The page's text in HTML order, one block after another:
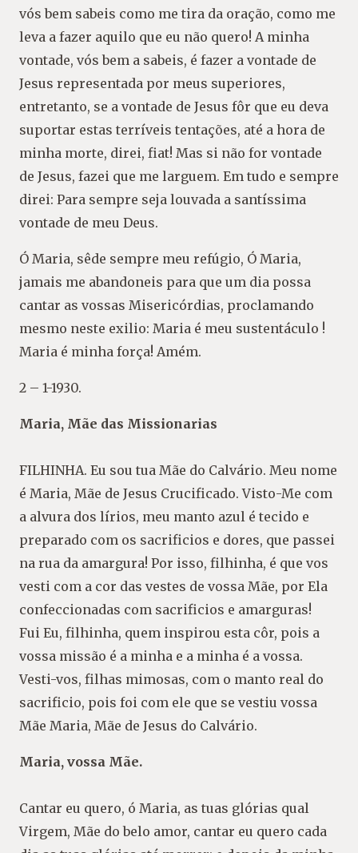
vós bem sabeis como me tira da oração, como me
leva a fazer aquilo que eu não quero! A minha
vontade, vós bem a sabeis, é fazer a vontade de
Jesus representada por meus superiores,
entretanto, se a vontade de Jesus fôr que eu deva
suportar estas terríveis tentações, até a hora de
minha morte, direi, fiat! Mas si não for vontade
de Jesus, fazei que me larguem. Em tudo e sempre
direi: Para sempre seja louvada a santíssima
vontade de meu Deus.
Ó Maria, sêde sempre meu refúgio, Ó Maria,
jamais me abandoneis para que um dia possa
cantar as vossas Misericórdias, proclamando
mesmo neste exilio: Maria é meu sustentáculo !
Maria é minha força! Amém.
2 – 1-1930.
Maria, Mãe das Missionarias
FILHINHA. Eu sou tua Mãe do Calvário. Meu nome
é Maria, Mãe de Jesus Crucificado. Visto-Me com
a alvura dos lírios, meu manto azul é tecido e
preparado com os sacrificios e dores, que passei
na rua da amargura! Por isso, filhinha, é que vos
vesti com a cor das vestes de vossa Mãe, por Ela
confeccionadas com sacrificios e amarguras!
Fui Eu, filhinha, quem inspirou esta côr, pois a
vossa missão é a minha e a minha é a vossa.
Vesti-vos, filhas mimosas, com o manto real do
sacrificio, pois foi com ele que se vestiu vossa
Mãe Maria, Mãe de Jesus do Calvário.
Maria, vossa Mãe.
Cantar eu quero, ó Maria, as tuas glórias qual
Virgem, Mãe do belo amor, cantar eu quero cada